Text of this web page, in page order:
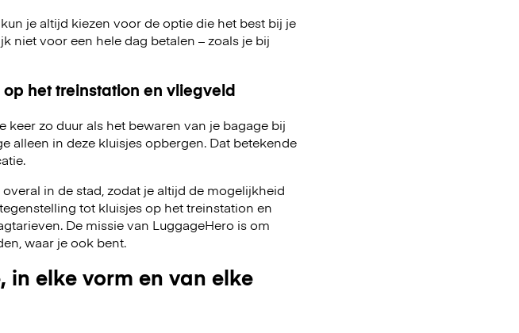
je altijd kiezen voor de optie die het best bij je
niet voor een hele dag betalen – zoals je bij
het treinstation en vliegveld
keer zo duur als het bewaren van je bagage bij
alleen in deze kluisjes opbergen. Dat betekende
in de stad, zodat je altijd de mogelijkheid
tot kluisjes op het treinstation en
De missie van LuggageHero is om
waar je ook bent.
elke vorm en van elke